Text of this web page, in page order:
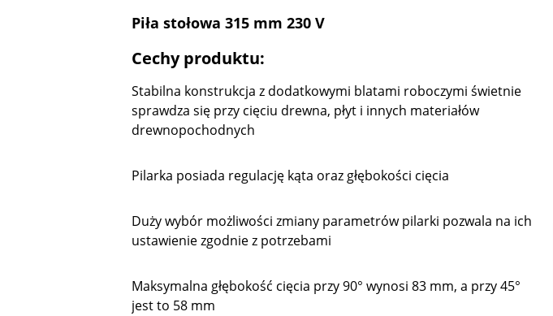
Piła stołowa 315 mm 230 V
Cechy produktu:
Stabilna konstrukcja z dodatkowymi blatami roboczymi świetnie
sprawdza się przy cięciu drewna, płyt i innych materiałów
drewnopochodnych
Pilarka posiada regulację kąta oraz głębokości cięcia
Duży wybór możliwości zmiany parametrów pilarki pozwala na ich
ustawienie zgodnie z potrzebami
Maksymalna głębokość cięcia przy 90° wynosi 83 mm, a przy 45°
jest to 58 mm